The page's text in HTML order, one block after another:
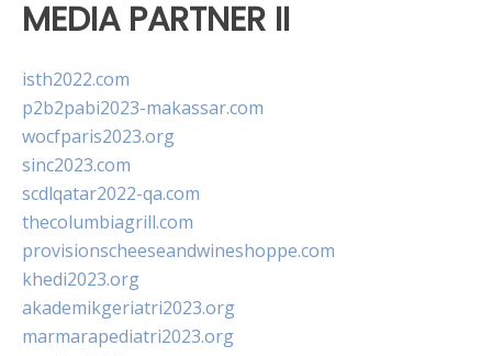
MEDIA PARTNER II
isth2022.com
p2b2pabi2023-makassar.com
wocfparis2023.org
sinc2023.com
scdlqatar2022-qa.com
thecolumbiagrill.com
provisionscheeseandwineshoppe.com
khedi2023.org
akademikgeriatri2023.org
marmarapediatri2023.org